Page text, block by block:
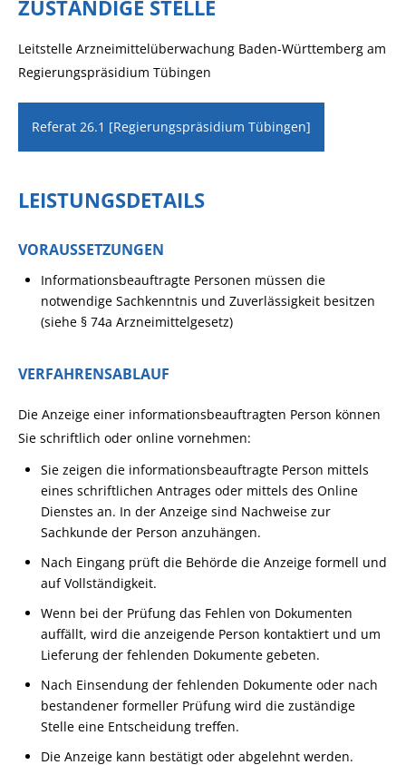
ZUSTÄNDIGE STELLE
Leitstelle Arzneimittelüberwachung Baden-Württemberg am
Regierungspräsidium Tübingen
Referat 26.1 [Regierungspräsidium Tübingen]
LEISTUNGSDETAILS
VORAUSSETZUNGEN
Informationsbeauftragte Personen müssen die
notwendige Sachkenntnis und Zuverlässigkeit besitzen
(siehe § 74a Arzneimittelgesetz)
VERFAHRENSABLAUF
Die Anzeige einer informationsbeauftragten Person können
Sie schriftlich oder online vornehmen:
Sie zeigen die informationsbeauftragte Person mittels
eines schriftlichen Antrages oder mittels des Online
Dienstes an. In der Anzeige sind Nachweise zur
Sachkunde der Person anzuhängen.
Nach Eingang prüft die Behörde die Anzeige formell und
auf Vollständigkeit.
Wenn bei der Prüfung das Fehlen von Dokumenten
auffällt, wird die anzeigende Person kontaktiert und um
Lieferung der fehlenden Dokumente gebeten.
Nach Einsendung der fehlenden Dokumente oder nach
bestandener formeller Prüfung wird die zuständige
Stelle eine Entscheidung treffen.
Die Anzeige kann bestätigt oder abgelehnt werden.